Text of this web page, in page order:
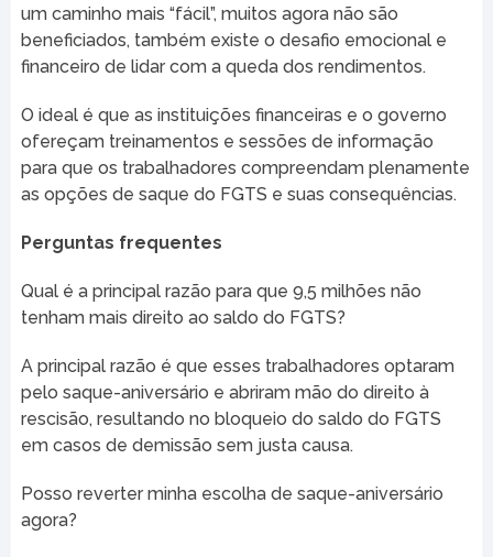
um caminho mais “fácil”, muitos agora não são
beneficiados, também existe o desafio emocional e
financeiro de lidar com a queda dos rendimentos.
O ideal é que as instituições financeiras e o governo
ofereçam treinamentos e sessões de informação
para que os trabalhadores compreendam plenamente
as opções de saque do FGTS e suas consequências.
Perguntas frequentes
Qual é a principal razão para que 9,5 milhões não
tenham mais direito ao saldo do FGTS?
A principal razão é que esses trabalhadores optaram
pelo saque-aniversário e abriram mão do direito à
rescisão, resultando no bloqueio do saldo do FGTS
em casos de demissão sem justa causa.
Posso reverter minha escolha de saque-aniversário
agora?